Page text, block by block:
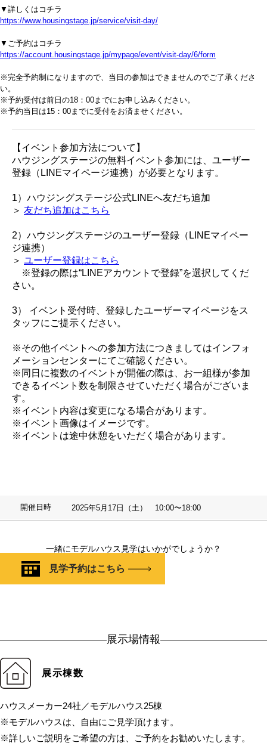
▼詳しくはコチラ
https://www.housingstage.jp/service/visit-day/
▼ご予約はコチラ
https://account.housingstage.jp/mypage/event/visit-day/6/form
※完全予約制になりますので、当日の参加はできませんのでご了承くださ
い。
※予約受付は前日の18：00までにお申し込みください。
※予約当日は15：00までに受付をお済ませください。
【イベント参加方法について】
ハウジングステージの無料イベント参加には、ユーザー
登録（LINEマイページ連携）が必要となります。
1）ハウジングステージ公式LINEへ友だち追加
＞ 友だち追加はこちら
2）ハウジングステージのユーザー登録（LINEマイペー
ジ連携）
＞ ユーザー登録はこちら
※登録の際は“LINEアカウントで登録”を選択してくだ
さい。
3） イベント受付時、登録したユーザーマイページをス
タッフにご提示ください。
※その他イベントへの参加方法につきましてはインフォ
メーションセンターにてご確認ください。
※同日に複数のイベントが開催の際は、お一組様が参加
できるイベント数を制限させていただく場合がございま
す。
※イベント内容は変更になる場合があります。
※イベント画像はイメージです。
※イベントは途中休憩をいただく場合があります。
開催日時 2025年5月17日（土） 10:00〜18:00
一緒にモデルハウス見学はいかがでしょうか？
見学予約はこちら
展示場情報
展示棟数
ハウスメーカー24社／モデルハウス25棟
※モデルハウスは、自由にご見学頂けます。
※詳しいご説明をご希望の方は、ご予約をお勧めいたします。